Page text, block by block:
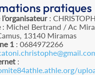
pratiques
:
: Michel Bertrand / Ac
13140 Miramas
1: 0684972266
: